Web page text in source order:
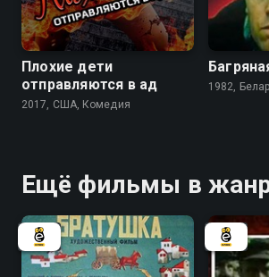
4.8 4.7
Плохие дети
отправляются в ад
2017, США, Комедия
1982,
Ещё фильмы в